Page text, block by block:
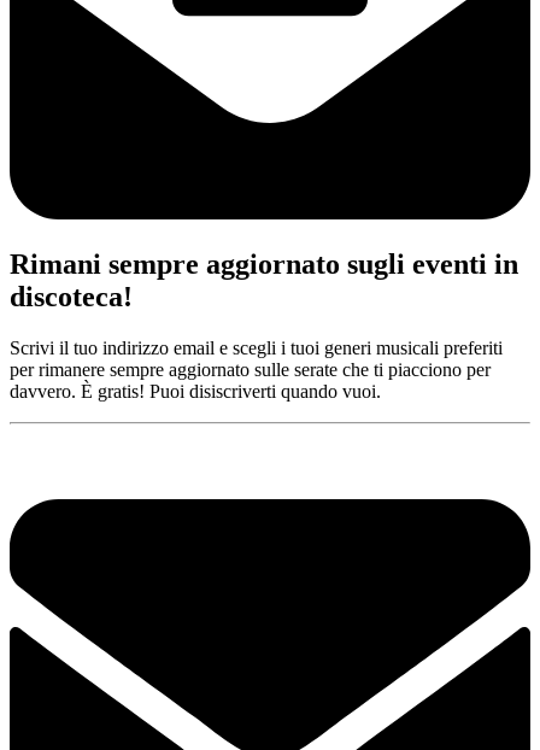
Rimani sempre aggiornato sugli eventi in
discoteca!
Scrivi il tuo indirizzo email e scegli i tuoi generi musicali preferiti
per rimanere sempre aggiornato sulle serate che ti piacciono per
davvero. È gratis! Puoi disiscriverti quando vuoi.